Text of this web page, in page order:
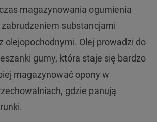
magazynowania ogumienia
substancjami
olejopochodnymi. Olej prowadzi do
gumy, która staje się bardzo
magazynować opony w
gdzie panują